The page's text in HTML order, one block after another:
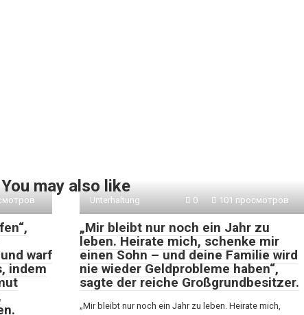
You may also like
warf
indem
Unterhaltung 0 101 просмотров
„Mir bleibt nur noch ein Jahr zu
leben. Heirate mich, schenke mir
einen Sohn – und deine Familie wird
nie wieder Geldprobleme haben“,
sagte der reiche Großgrundbesitzer.
„Mir bleibt nur noch ein Jahr zu leben. Heirate mich,